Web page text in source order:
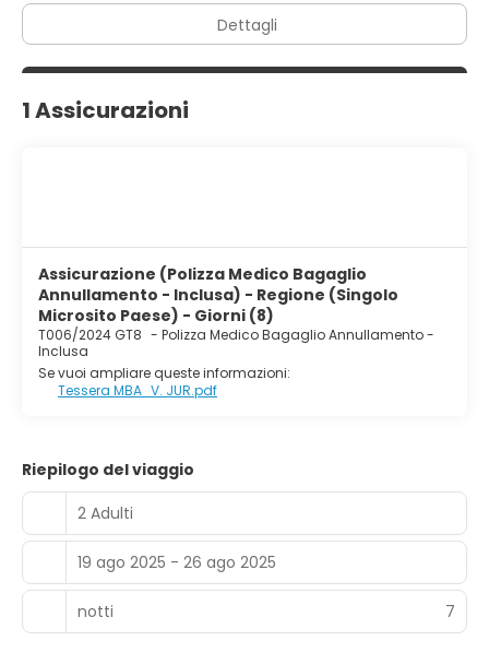
Dettagli
1 Assicurazioni
Assicurazione (Polizza Medico Bagaglio
Annullamento - Inclusa) - Regione (Singolo
Microsito Paese) - Giorni (8)
T006/2024 GT8 - Polizza Medico Bagaglio Annullamento -
Inclusa
Se vuoi ampliare queste informazioni:
Tessera MBA_V. JUR.pdf
Riepilogo del viaggio
2 Adulti
19 ago 2025 - 26 ago 2025
notti 7